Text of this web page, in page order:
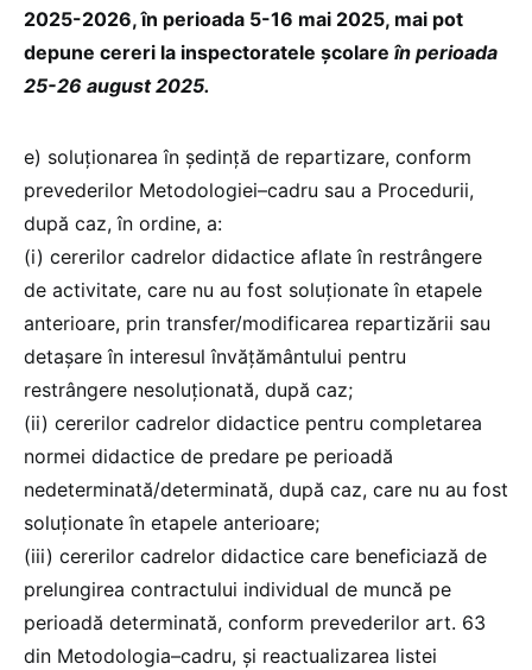
2025-2026, în perioada 5-16 mai 2025, mai pot
depune cereri la inspectoratele școlare în perioada
25-26 august 2025.
e) soluționarea în ședință de repartizare, conform
prevederilor Metodologiei–cadru sau a Procedurii,
după caz, în ordine, a:
(i) cererilor cadrelor didactice aflate în restrângere
de activitate, care nu au fost soluționate în etapele
anterioare, prin transfer/modificarea repartizării sau
detașare în interesul învățământului pentru
restrângere nesoluționată, după caz;
(ii) cererilor cadrelor didactice pentru completarea
normei didactice de predare pe perioadă
nedeterminată/determinată, după caz, care nu au fost
soluționate în etapele anterioare;
(iii) cererilor cadrelor didactice care beneficiază de
prelungirea contractului individual de muncă pe
perioadă determinată, conform prevederilor art. 63
din Metodologia–cadru, și reactualizarea listei